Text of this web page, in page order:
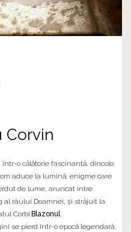
Corvin
o călătorie fascinantă, dincolo
aduce la lumină, enigme care
de lume, aruncat între
râului Doamnei, și străjuit la
Corbi.Blazonul
se pierd într-o epocă legendară,